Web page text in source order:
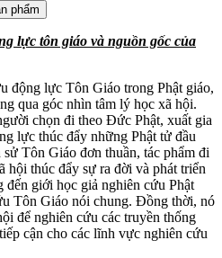
phẩm
lực tôn giáo và nguồn gốc của
động lực Tôn Giáo trong Phật giáo,
qua góc nhìn tâm lý học xã hội.
chọn đi theo Đức Phật, xuất gia
lực thúc đẩy những Phật tử đầu
Tôn Giáo đơn thuần, tác phẩm đi
hội thúc đẩy sự ra đời và phát triển
đến giới học giả nghiên cứu Phật
Tôn Giáo nói chung. Đồng thời, nó
để nghiên cứu các truyền thống
cận cho các lĩnh vực nghiên cứu